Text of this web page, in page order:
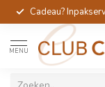
Cadeau?
MENU